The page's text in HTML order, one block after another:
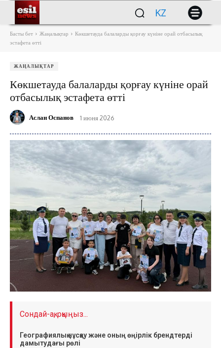
KZ
Басты бет Жаңалықтар
Көкшетауда балаларды қорғау күніне орай отбасылық
эстафета өтті
ЖАҢАЛЫҚТАР
Көкшетауда балаларды қорғау күніне орай
отбасылық эстафета өтті
Аслан Оспанов 1 июня 2026
Сондай-ақ, оқыңыз...
Географиялық нұсқау және оның өңірлік брендтерді
дамытудағы рөлі